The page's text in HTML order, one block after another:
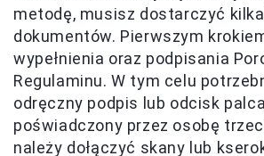
metodę, musisz dostarczyć
dokumentów. Pierwszym
wypełnienia oraz podpisania
Regulaminu. W tym celu
odręczny podpis lub odcisk
poświadczony przez osobę
należy dołączyć skany lub